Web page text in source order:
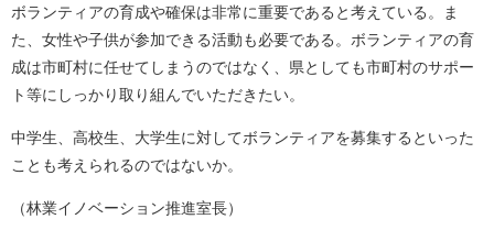
ボランティアの育成や確保は非常に重要であると考えている。ま
た、女性や子供が参加できる活動も必要である。ボランティアの育
成は市町村に任せてしまうのではなく、県としても市町村のサポー
ト等にしっかり取り組んでいただきたい。
中学生、高校生、大学生に対してボランティアを募集するといった
ことも考えられるのではないか。
（林業イノベーション推進室長）